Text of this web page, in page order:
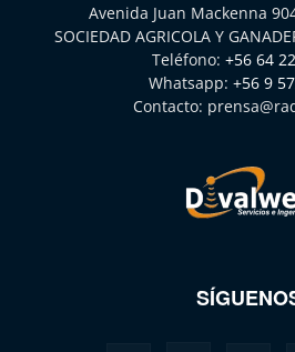
Avenida Juan Mackenna
SOCIEDAD AGRICOLA Y
Teléfono: +56 64
Whatsapp: +56 9
Contacto: